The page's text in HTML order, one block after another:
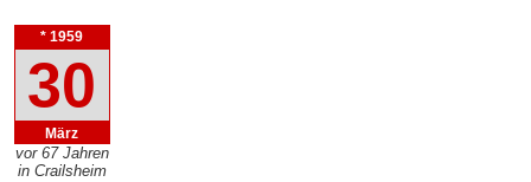
* 1959
30
März
vor 67 Jahren
in Crailsheim